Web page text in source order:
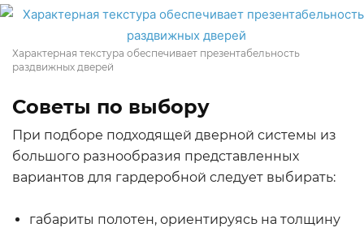
Характерная текстура обеспечивает презентабельность
раздвижных дверей
Советы по выбору
При подборе подходящей дверной системы из
большого разнообразия представленных
вариантов для гардеробной следует выбирать:
габариты полотен, ориентируясь на толщину